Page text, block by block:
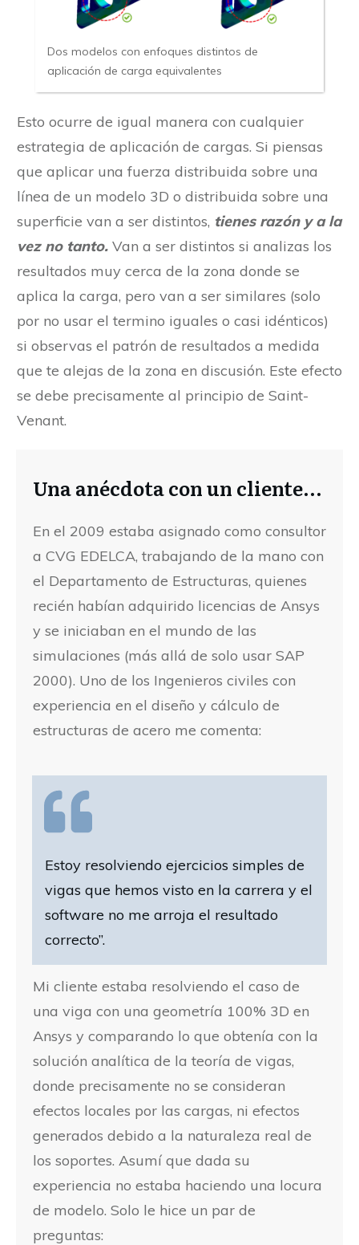
Dos modelos con enfoques distintos de
aplicación de carga equivalentes
Esto ocurre de igual manera con cualquier
estrategia de aplicación de cargas. Si piensas
que aplicar una fuerza distribuida sobre una
línea de un modelo 3D o distribuida sobre una
superficie van a ser distintos, tienes razón y a la
vez no tanto. Van a ser distintos si analizas los
resultados muy cerca de la zona donde se
aplica la carga, pero van a ser similares (solo
por no usar el termino iguales o casi idénticos)
si observas el patrón de resultados a medida
que te alejas de la zona en discusión. Este efecto
se debe precisamente al principio de Saint-
Venant.
Una anécdota con un cliente...
En el 2009 estaba asignado como consultor
a CVG EDELCA, trabajando de la mano con
el Departamento de Estructuras, quienes
recién habían adquirido licencias de Ansys
y se iniciaban en el mundo de las
simulaciones (más allá de solo usar SAP
2000). Uno de los Ingenieros civiles con
experiencia en el diseño y cálculo de
estructuras de acero me comenta:
Estoy resolviendo ejercicios simples de
vigas que hemos visto en la carrera y el
software no me arroja el resultado
correcto”.
Mi cliente estaba resolviendo el caso de
una viga con una geometría 100% 3D en
Ansys y comparando lo que obtenía con la
solución analítica de la teoría de vigas,
donde precisamente no se consideran
efectos locales por las cargas, ni efectos
generados debido a la naturaleza real de
los soportes. Asumí que dada su
experiencia no estaba haciendo una locura
de modelo. Solo le hice un par de
preguntas: